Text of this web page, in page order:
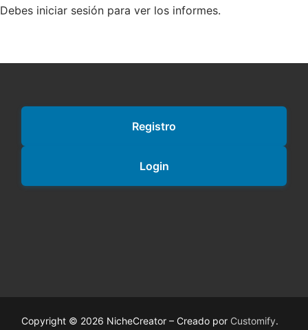
Debes iniciar sesión para ver los informes.
Registro
Login
Copyright © 2026 NicheCreator – Creado por Customify.